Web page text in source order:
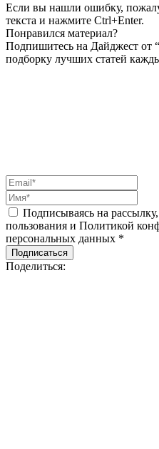
Если вы нашли ошибку,
текста и нажмите Ctrl+Enter.
Понравился материал?
Подпишитесь на Дайджест от
подборку лучших статей
Подписываясь на
пользования и Политикой
персональных данных *
Подписаться
Поделиться: